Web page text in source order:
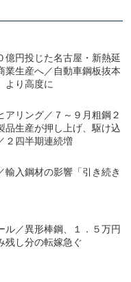
億円投じた名古屋・新熱延
業生産へ／自動車鋼板抜本
より高度に
アリング／７～９月粗鋼２
品生産が押し上げ、駆け込
２四半期連続増
輸入鋼材の影響「引き続き
ル／異形棒鋼、１．５万円
残し分の転嫁急ぐ